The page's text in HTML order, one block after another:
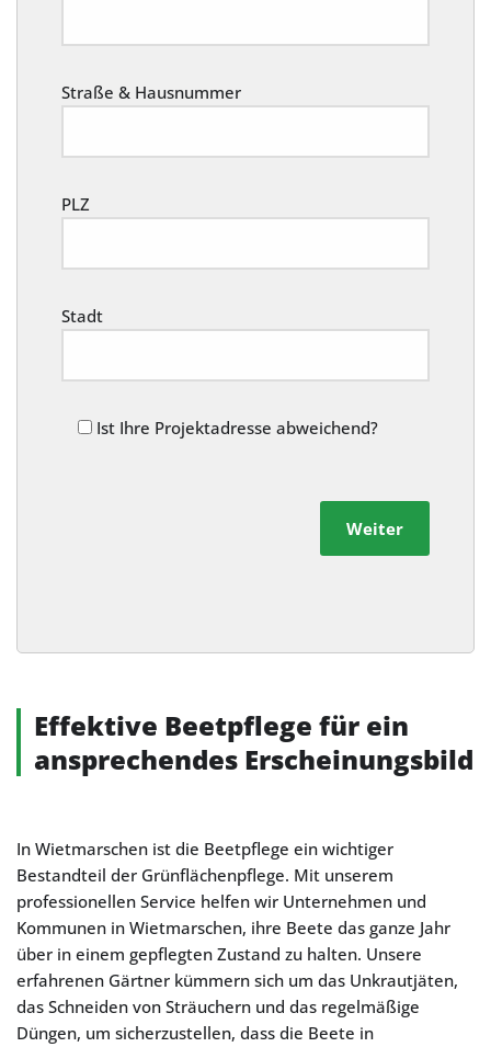
Straße & Hausnummer
PLZ
Stadt
Ist Ihre Projektadresse abweichend?
Weiter
Alternative:
Effektive Beetpflege für ein
ansprechendes Erscheinungsbild
In Wietmarschen ist die Beetpflege ein wichtiger
Bestandteil der Grünflächenpflege. Mit unserem
professionellen Service helfen wir Unternehmen und
Kommunen in Wietmarschen, ihre Beete das ganze Jahr
über in einem gepflegten Zustand zu halten. Unsere
erfahrenen Gärtner kümmern sich um das Unkrautjäten,
das Schneiden von Sträuchern und das regelmäßige
Düngen, um sicherzustellen, dass die Beete in